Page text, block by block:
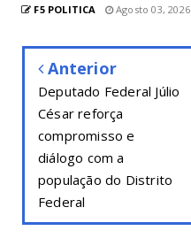
F5 POLITICA Agosto 03, 2026
Anterior
Deputado Federal Júlio
César reforça
compromisso e
diálogo com a
população do Distrito
Federal